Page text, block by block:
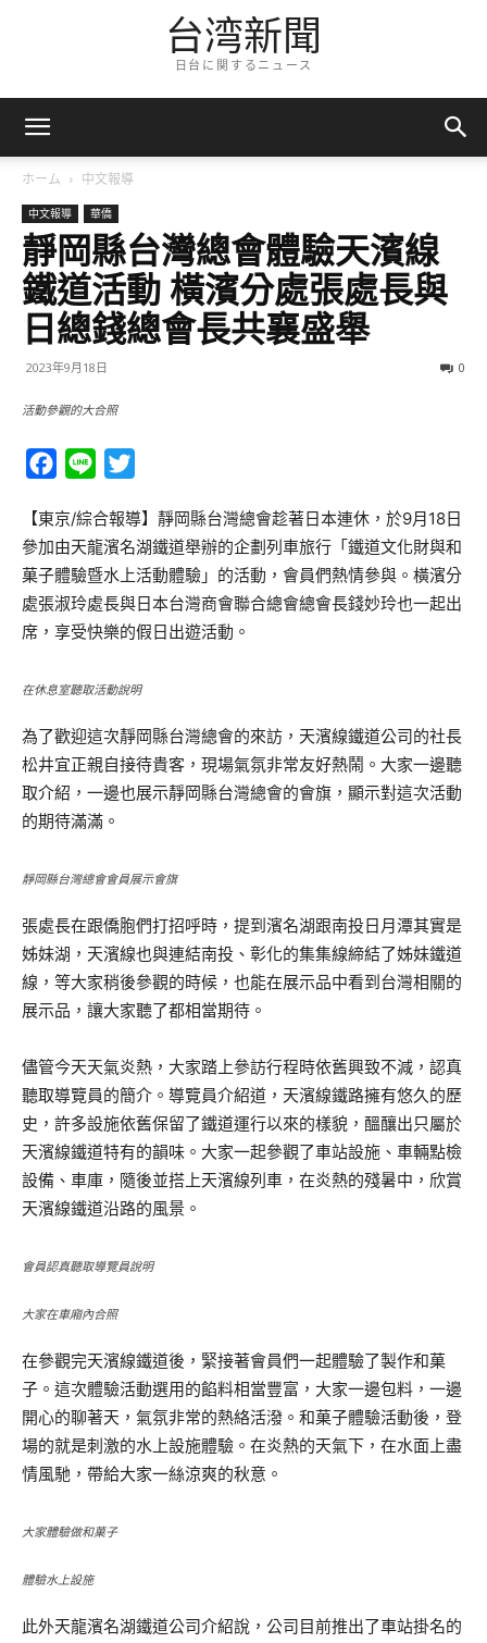
台湾新聞
日台に関するニュース
ホーム 中文報導
中文報導 華僑
靜岡縣台灣總會體驗天濱線
鐵道活動 橫濱分處張處長與
日總錢總會長共襄盛舉
2023年9月18日 0
活動參觀的大合照
Facebook
Line
【東京/綜合報導】靜岡縣台灣總會趁著日本連休，於9月18日
參加由天龍濱名湖鐵道舉辦的企劃列車旅行「鐵道文化財與和
菓子體驗暨水上活動體驗」的活動，會員們熱情參與。橫濱分
處張淑玲處長與日本台灣商會聯合總會總會長錢妙玲也一起出
席，享受快樂的假日出遊活動。
在休息室聽取活動說明
為了歡迎這次靜岡縣台灣總會的來訪，天濱線鐵道公司的社長
松井宜正親自接待貴客，現場氣氛非常友好熱鬧。大家一邊聽
取介紹，一邊也展示靜岡縣台灣總會的會旗，顯示對這次活動
的期待滿滿。
靜岡縣台灣總會會員展示會旗
張處長在跟僑胞們打招呼時，提到濱名湖跟南投日月潭其實是
姊妹湖，天濱線也與連結南投、彰化的集集線締結了姊妹鐵道
線，等大家稍後參觀的時候，也能在展示品中看到台灣相關的
展示品，讓大家聽了都相當期待。
儘管今天天氣炎熱，大家踏上參訪行程時依舊興致不減，認真
聽取導覽員的簡介。導覽員介紹道，天濱線鐵路擁有悠久的歷
史，許多設施依舊保留了鐵道運行以來的樣貌，醞釀出只屬於
天濱線鐵道特有的韻味。大家一起參觀了車站設施、車輛點檢
設備、車庫，隨後並搭上天濱線列車，在炎熱的殘暑中，欣賞
天濱線鐵道沿路的風景。
會員認真聽取導覽員說明
大家在車廂內合照
在參觀完天濱線鐵道後，緊接著會員們一起體驗了製作和菓
子。這次體驗活動選用的餡料相當豐富，大家一邊包料，一邊
開心的聊著天，氣氛非常的熱絡活潑。和菓子體驗活動後，登
場的就是刺激的水上設施體驗。在炎熱的天氣下，在水面上盡
情風馳，帶給大家一絲涼爽的秋意。
大家體驗做和菓子
體驗水上設施
此外天龍濱名湖鐵道公司介紹說，公司目前推出了車站掛名的